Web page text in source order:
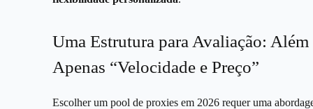
Uma Estrutura para Avaliação: Além
Apenas “Velocidade e Preço”
Escolher um pool de proxies em 2026 requer uma